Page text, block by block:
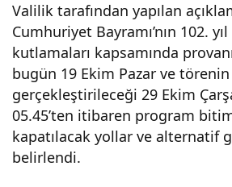
Valilik tarafından yapılan
Cumhuriyet Bayramı’nın 102.
kutlamaları kapsamında
bugün 19 Ekim Pazar ve törenin
gerçekleştirileceği 29 Ekim
05.45’ten itibaren program
kapatılacak yollar ve alternatif
belirlendi.
bazı
yoll
ar
dön